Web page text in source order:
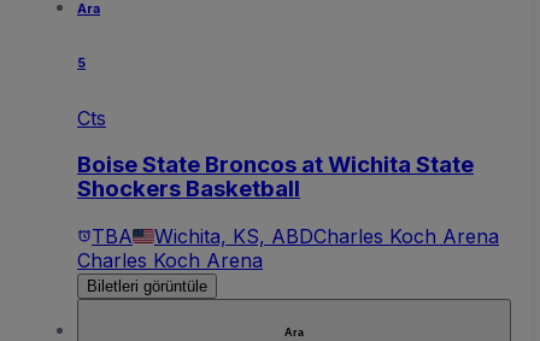
Ara
5
Cts
Boise State Broncos at Wichita State
Shockers Basketball
TBA Wichita, KS, ABDCharles Koch Arena
Charles Koch Arena
Biletleri görüntüle
Ara